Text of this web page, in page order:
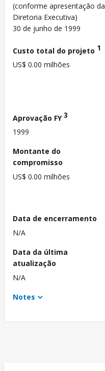
(conforme apresentação da
Diretoria Executiva)
30 de junho de 1999
Custo total do projeto 1
US$ 0.00 milhões
Aprovação FY3
1999
Montante do
compromisso
US$ 0.00 milhões
Data de encerramento
N/A
Data da última
atualização
N/A
Notes